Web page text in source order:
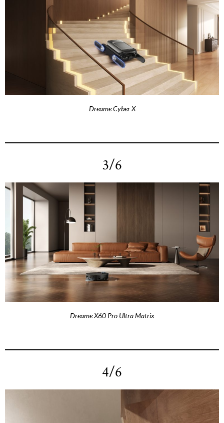
Dreame Cyber X
3/6
Dreame X60 Pro Ultra Matrix
4/6